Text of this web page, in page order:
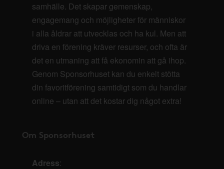
samhälle. Det skapar gemenskap,
engagemang och möjligheter för människor
i alla åldrar att utvecklas och ha kul. Men att
driva en förening kräver resurser, och ofta är
det en utmaning att få ekonomin att gå ihop.
Genom Sponsorhuset kan du enkelt stötta
din favoritförening samtidigt som du handlar
online – utan att det kostar dig något extra!
Om Sponsorhuset
Adress: